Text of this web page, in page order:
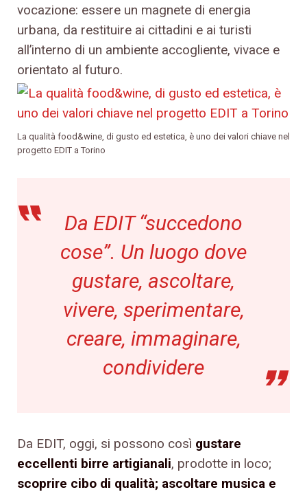
vocazione: essere un magnete di energia
urbana, da restituire ai cittadini e ai turisti
all’interno di un ambiente accogliente, vivace e
orientato al futuro.
La qualità food&wine, di gusto ed estetica, è uno dei valori chiave nel
progetto EDIT a Torino
Da EDIT “succedono
cose”. Un luogo dove
gustare, ascoltare,
vivere, sperimentare,
creare, immaginare,
condividere
Da EDIT, oggi, si possono così gustare
eccellenti birre artigianali, prodotte in loco;
scoprire cibo di qualità; ascoltare musica e